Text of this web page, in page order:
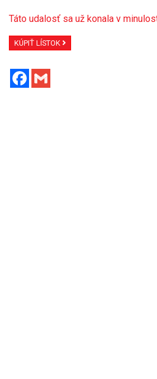
Táto udalosť sa už konala v
KÚPIŤ LÍSTOK
Facebook